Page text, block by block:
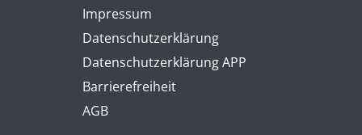
Impressum
Datenschutzerklärung
Datenschutzerklärung APP
Barrierefreiheit
AGB